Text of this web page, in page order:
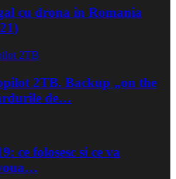
cu drona in Romania
2TB. Backup „on the
de…
ce folosesc si ce va